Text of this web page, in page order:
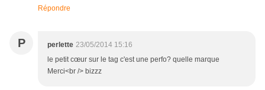
Répondre
P perlette 23/05/2014 15:16
le petit cœur sur le tag c'est une perfo? quelle marque
Merci<br /> bizzz